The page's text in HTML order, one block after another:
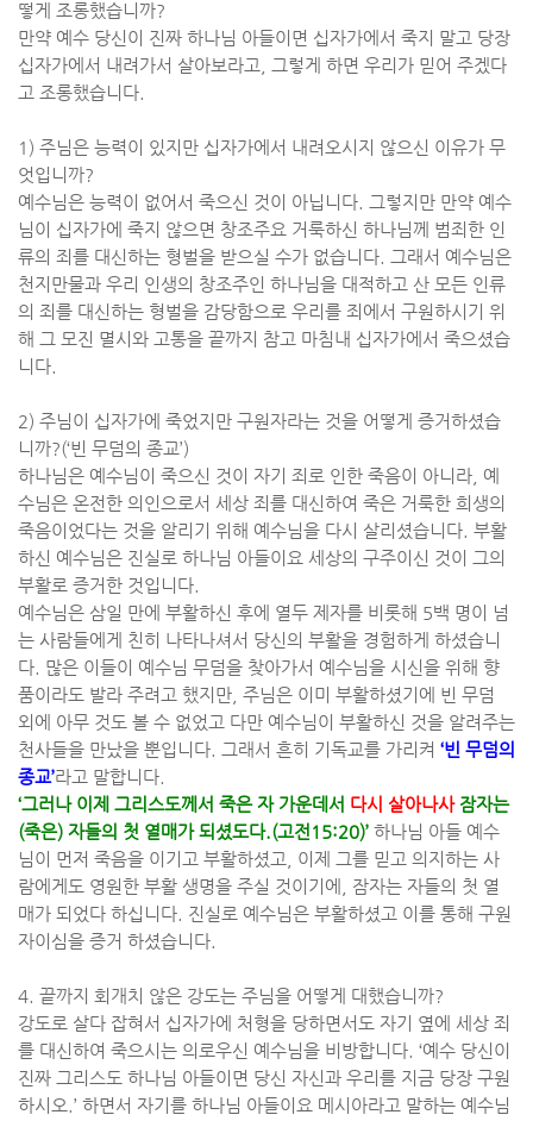
떻게 조롱했습니까?
만약 예수 당신이 진짜 하나님 아들이면 십자가에서 죽지 말고 당장
십자가에서 내려가서 살아보라고
그렇게 하면 우리가 믿어 주겠다
고 조롱했습니다
1) 주님은 능력이 있지만 십자가에서 내려오시지 않으신 이유가 무
엇입니까?
예수님은 능력이 없어서 죽으신 것이 아닙니다
그렇지만 만약 예수
님이 십자가에 죽지 않으면 창조주요 거룩하신 하나님께 범죄한 인
류의 죄를 대신하는 형벌을 받으실 수가 없습니다
그래서 예수님은
천지만물과 우리 인생의 창조주인 하나님을 대적하고 산 모든 인류
의 죄를 대신하는 형벌을 감당함으로 우리를 죄에서 구원하시기 위
해 그 모진 멸시와 고통을 끝까지 참고 마침내 십자가에서 죽으셨습
니다
2) 주님이 십자가에 죽었지만 구원자라는 것을 어떻게 증거하셨습
니까?(‘빈 무덤의 종교’)
하나님은 예수님이 죽으신 것이 자기 죄로 인한 죽음이 아니라
예
수님은 온전한 의인으로서 세상 죄를 대신하여 죽은 거룩한 희생의
죽음이었다는 것을 알리기 위해 예수님을 다시 살리셨습니다 부활
하신 예수님은 진실로 하나님 아들이요 세상의 구주이신 것이 그의
부활로 증거한 것입니다
예수님은 삼일 만에 부활하신 후에 열두 제자를 비롯해 5백 명이 넘
는 사람들에게 친히 나타나셔서 당신의 부활을 경험하게 하셨습니
다
많은 이들이 예수님 무덤을 찾아가서 예수님을 시신을 위해 향
품이라도 발라 주려고 했지만 주님은 이미 부활하셨기에 빈 무덤
외에 아무 것도 볼 수 없었고 다만 예수님이 부활하신 것을 알려주는
천사들을 만났을 뿐입니다
그래서 흔히 기독교를 가리켜 ‘빈 무덤의
종교’라고 말합니다
‘그러나 이제 그리스도께서 죽은 자 가운데서 다시 살아나사 잠자는
(죽은) 자들의 첫 열매가 되셨도다.(고전 15:20)’ 하나님 아들 예수
님이 먼저 죽음을 이기고 부활하셨고
이제 그를 믿고 의지하는 사
람에게도 영원한 부활 생명을 주실 것이기에
잠자는 자들의 첫 열
매가 되었다 하십니다
진실로 예수님은 부활하셨고 이를 통해 구원
자이심을 증거 하셨습니다
4. 끝까지 회개치 않은 강도는 주님을 어떻게 대했습니까?
강도로 살다 잡혀서 십자가에 처형을 당하면서도 자기 옆에 세상 죄
를 대신하여 죽으시는 의로우신 예수님을 비방합니다 . ‘예수 당신이
진짜 그리스도 하나님 아들이면 당신 자신과 우리를 지금 당장 구원
하시오 .’ 하면서 자기를 하나님 아들이요 메시아라고 말하는 예수님